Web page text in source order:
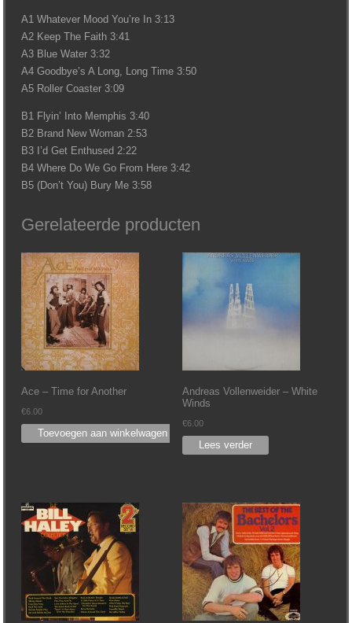
A1 Whatever Mood You’re In 3:13
A2 Keep The Faith 3:41
A3 Blue Water 3:32
A4 Goodbye’s A Long, Long Time 3:50
A5 Roller Coaster 3:09
B1 Flyin’ Into Memphis 3:40
B2 Brand New Woman 2:53
B3 I’d Get Enthused 2:22
B4 Where Do We Go From Here 3:42
B5 (Don’t You) Bury Me 3:58
Gerelateerde producten
Ace – Time for Another
€6.00
Toevoegen aan winkelwagen
Andreas Vollenweider – White
Winds
€6.00
Lees verder